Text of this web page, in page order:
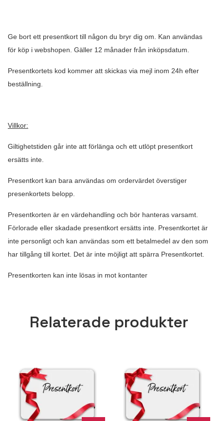
Ge bort ett presentkort till någon du bryr dig om. Kan användas
för köp i webshopen. Gäller 12 månader från inköpsdatum.
Presentkortets kod kommer att skickas via mejl inom 24h efter
beställning.
Villkor:
Giltighetstiden går inte att förlänga och ett utlöpt presentkort
ersätts inte.
Presentkort kan bara användas om ordervärdet överstiger
presenkortets belopp.
Presentkorten är en värdehandling och bör hanteras varsamt.
Förlorade eller skadade presentkort ersätts inte. Presentkortet är
inte personligt och kan användas som ett betalmedel av den som
har tillgång till kortet. Det är inte möjligt att spärra Presentkortet.
Presentkorten kan inte lösas in mot kontanter
Relaterade produkter